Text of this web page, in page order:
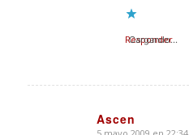
Cargando...
Responder
Ascen